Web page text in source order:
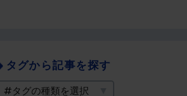
タグから記事を探す